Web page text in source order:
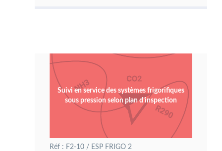
Suivi en service des systèmes frigorifiques
sous pression selon plan d’inspection
Réf : F2-10 / ESP FRIGO 2